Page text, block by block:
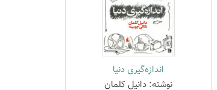
اندازه‌گیری دنیا
نوشته: دانیل کلمان